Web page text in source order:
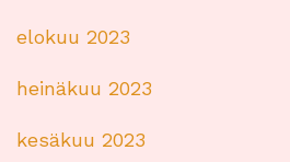
elokuu 2023
heinäkuu 2023
kesäkuu 2023